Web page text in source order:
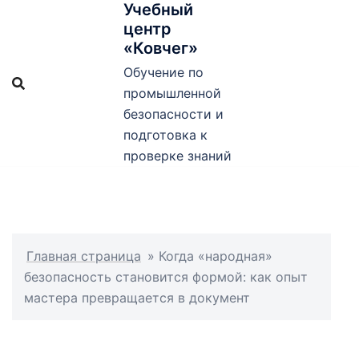
Учебный
центр
«Ковчег»
Обучение по
промышленной
безопасности и
подготовка к
проверке знаний
Главная страница » Когда «народная»
безопасность становится формой: как опыт
мастера превращается в документ